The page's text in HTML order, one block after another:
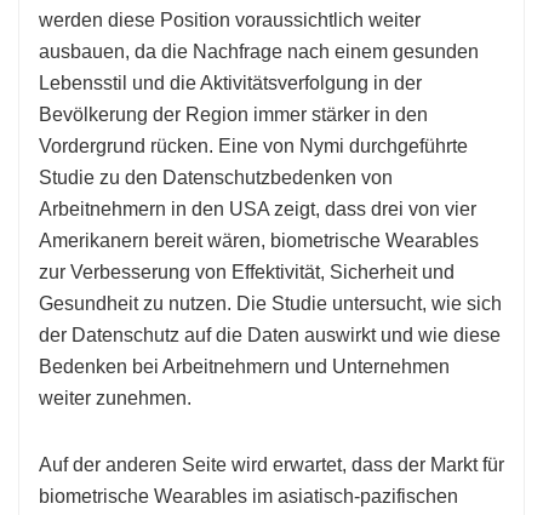
werden diese Position voraussichtlich weiter
ausbauen, da die Nachfrage nach einem gesunden
Lebensstil und die Aktivitätsverfolgung in der
Bevölkerung der Region immer stärker in den
Vordergrund rücken. Eine von Nymi durchgeführte
Studie zu den Datenschutzbedenken von
Arbeitnehmern in den USA zeigt, dass drei von vier
Amerikanern bereit wären, biometrische Wearables
zur Verbesserung von Effektivität, Sicherheit und
Gesundheit zu nutzen. Die Studie untersucht, wie sich
der Datenschutz auf die Daten auswirkt und wie diese
Bedenken bei Arbeitnehmern und Unternehmen
weiter zunehmen.
Auf der anderen Seite wird erwartet, dass der Markt für
biometrische Wearables im asiatisch-pazifischen